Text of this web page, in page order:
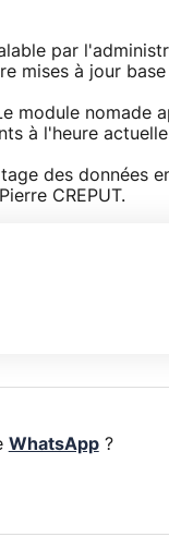
par
mises à jour
module nomade
à l'heure
des données
CREPUT.
WhatsApp?